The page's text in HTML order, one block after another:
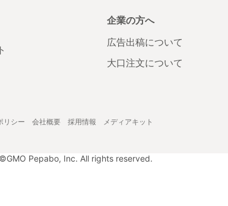
企業の方へ
広告出稿について
大口注文について
リシー 会社概要 採用情報 メディアキット
©GMO Pepabo, Inc. All rights reserved.